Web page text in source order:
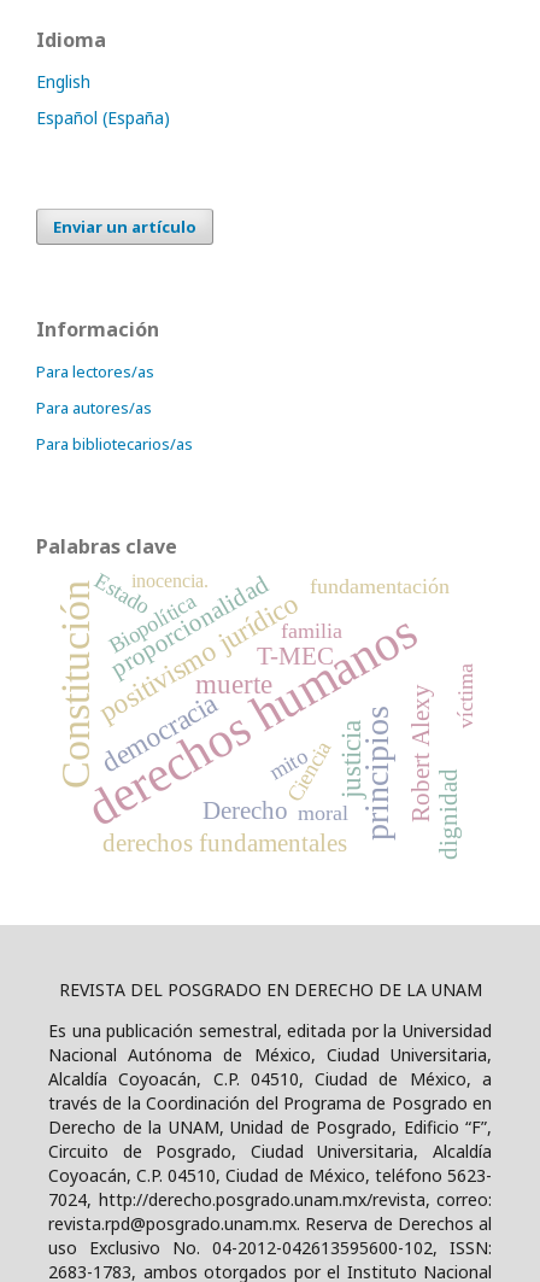
Idioma
English
Español (España)
Enviar un artículo
Información
Para lectores/as
Para autores/as
Para bibliotecarios/as
Palabras clave
derechos humanos
Constitución principios
justicia
muerte
positivismo jurídico
democracia
proporcionalidad
Robert Alexy
derechos fundamentales
Derecho dignidad
T-MEC
Ciencia
moral
Biopolítica familia
fundamentación
mito
Estado
víctima
inocencia.
REVISTA DEL POSGRADO EN DERECHO DE LA UNAM
Es una publicación semestral, editada por la Universidad
Nacional Autónoma de México, Ciudad Universitaria,
Alcaldía Coyoacán, C.P. 04510, Ciudad de México, a
través de la Coordinación del Programa de Posgrado en
Derecho de la UNAM, Unidad de Posgrado, Edificio “F”,
Circuito de Posgrado, Ciudad Universitaria, Alcaldía
Coyoacán, C.P. 04510, Ciudad de México, teléfono 5623-
7024, http://derecho.posgrado.unam.mx/revista, correo:
revista.rpd@posgrado.unam.mx. Reserva de Derechos al
uso Exclusivo No. 04-2012-042613595600-102, ISSN:
2683-1783, ambos otorgados por el Instituto Nacional